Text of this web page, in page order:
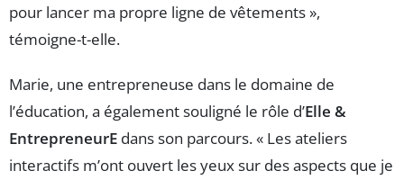
pour lancer ma propre ligne de vêtements »,
témoigne-t-elle.
Marie, une entrepreneuse dans le domaine de
l’éducation, a également souligné le rôle d’Elle &
EntrepreneurE dans son parcours. « Les ateliers
interactifs m’ont ouvert les yeux sur des aspects que je